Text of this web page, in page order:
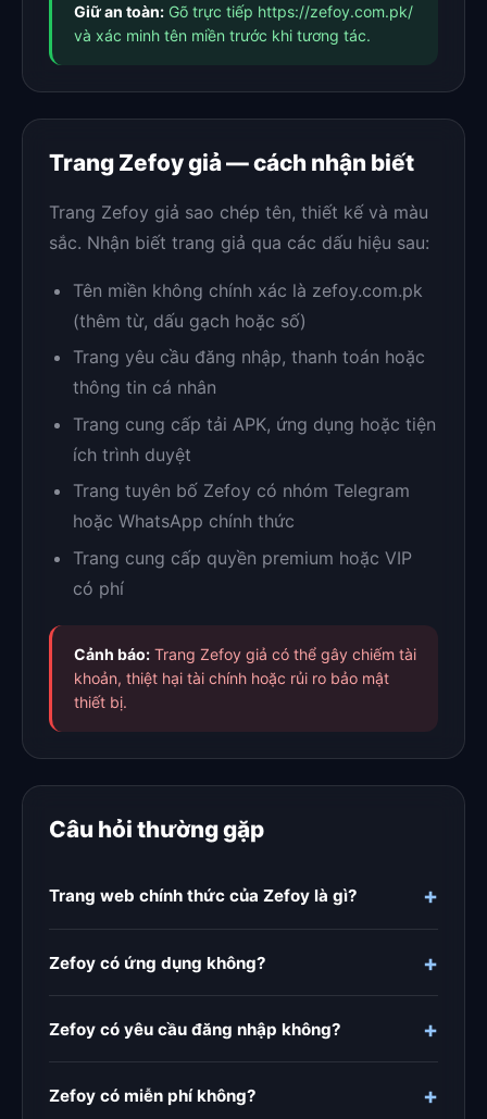
Giữ an toàn: Gõ trực tiếp https://zefoy.com.pk/
và xác minh tên miền trước khi tương tác.
Trang Zefoy giả — cách nhận biết
Trang Zefoy giả sao chép tên, thiết kế và màu
sắc. Nhận biết trang giả qua các dấu hiệu sau:
Tên miền không chính xác là zefoy.com.pk
(thêm từ, dấu gạch hoặc số)
Trang yêu cầu đăng nhập, thanh toán hoặc
thông tin cá nhân
Trang cung cấp tải APK, ứng dụng hoặc tiện
ích trình duyệt
Trang tuyên bố Zefoy có nhóm Telegram
hoặc WhatsApp chính thức
Trang cung cấp quyền premium hoặc VIP
có phí
Cảnh báo: Trang Zefoy giả có thể gây chiếm tài
khoản, thiệt hại tài chính hoặc rủi ro bảo mật
thiết bị.
Câu hỏi thường gặp
Trang web chính thức của Zefoy là gì? +
Zefoy có ứng dụng không? +
Zefoy có yêu cầu đăng nhập không? +
Zefoy có miễn phí không? +